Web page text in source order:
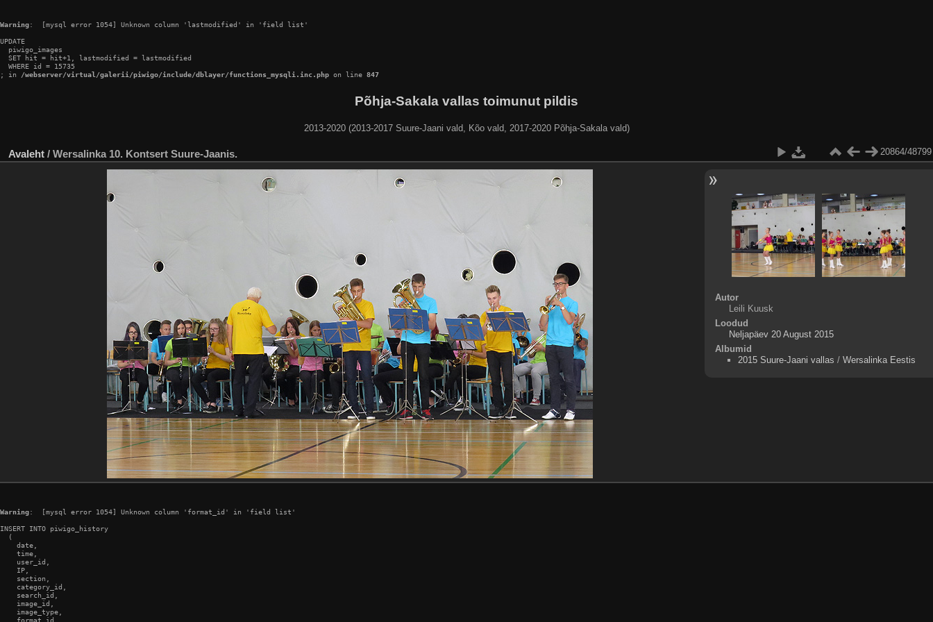
Warning:  [mysql error 1054] Unknown column 'lastmodified' in 'field list'
UPDATE
  piwigo_images
  SET hit = hit+1, lastmodified = lastmodified
  WHERE id = 15735
; in /webserver/virtual/galerii/piwigo/include/dblayer/functions_mysqli.inc.php on line 847
Põhja-Sakala vallas toimunut pildis
2013-2020 (2013-2017 Suure-Jaani vald, Kõo vald, 2017-2020 Põhja-Sakala vald)
Avaleht / Wersalinka 10. Kontsert Suure-Jaanis. 20864/48799
Autor
Leili Kuusk
Loodud
Neljapäev 20 August 2015
Albumid
2015 Suure-Jaani vallas / Wersalinka Eestis
Warning:  [mysql error 1054] Unknown column 'format_id' in 'field list'
INSERT INTO piwigo_history
  (
    date,
    time,
    user_id,
    IP,
    section,
    category_id,
    search_id,
    image_id,
    image_type,
    format_id,